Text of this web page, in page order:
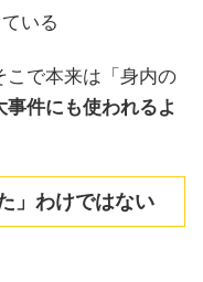
いる
こで本来は「身内の
事件にも使われるよ
」わけではない